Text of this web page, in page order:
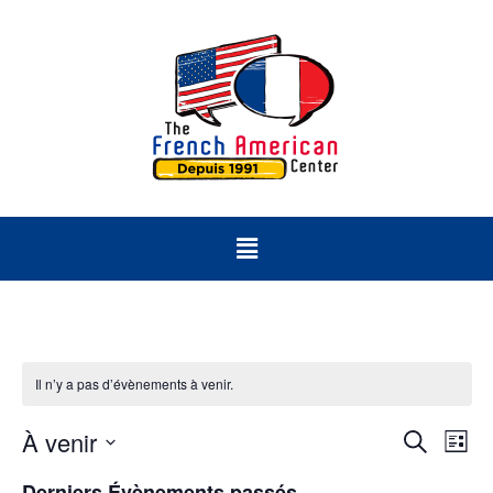
Il n’y a pas d’évènements à venir.
Liste
À venir
une